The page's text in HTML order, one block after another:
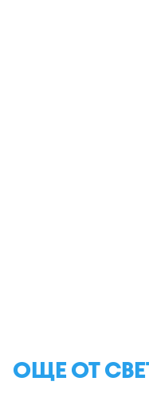
ОЩЕ ОТ